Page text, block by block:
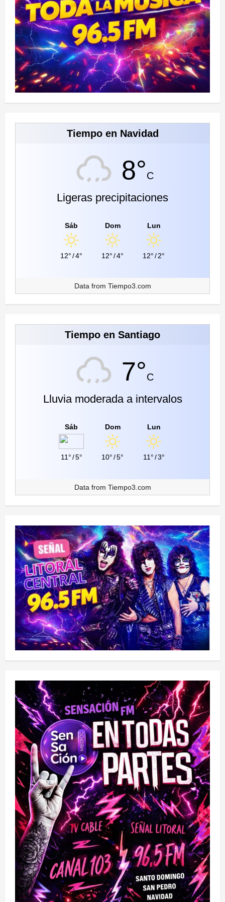
Tiempo en Navidad
8°C
Ligeras precipitaciones
Sáb
12°/4°
Dom
12°/4°
Lun
12°/2°
Data from Tiempo3.com
Tiempo en Santiago
7°C
Lluvia moderada a intervalos
Sáb
11°/5°
Dom
10°/5°
Lun
11°/3°
Data from Tiempo3.com